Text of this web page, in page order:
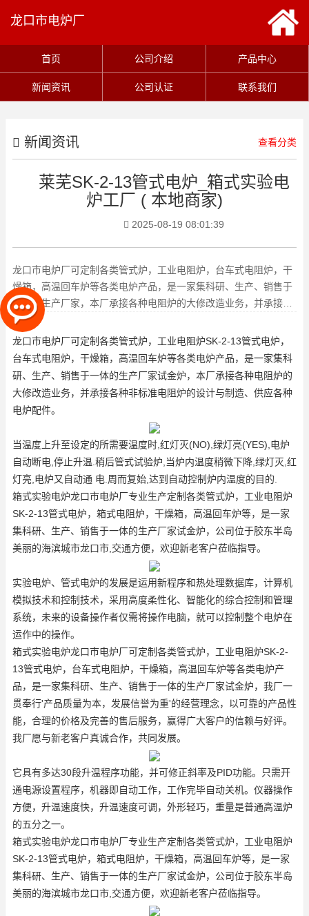
龙口市电炉厂
首页 公司介绍 产品中心
新闻资讯 公司认证 联系我们
新闻资讯 查看分类
莱芜SK-2-13管式电炉_箱式实验电
炉工厂 ( 本地商家)
2025-08-19 08:01:39
龙口市电炉厂可定制各类管式炉，工业电阻炉，台车式电阻炉，干
燥箱，高温回车炉等各类电炉产品，是一家集科研、生产、销售于
一体的生产厂家，本厂承接各种电阻炉的大修改造业务，并承接各
种非标准电阻炉的设计与制造
龙口市电炉厂可定制各类管式炉，工业电阻炉SK-2-13管式电炉，
台车式电阻炉，干燥箱，高温回车炉等各类电炉产品，是一家集科
研、生产、销售于一体的生产厂家试金炉，本厂承接各种电阻炉的
大修改造业务，并承接各种非标准电阻炉的设计与制造、供应各种
电炉配件。
当温度上升至设定的所需要温度时,红灯灭(NO),绿灯亮(YES),电炉
自动断电,停止升温.稍后管式试验炉 ,当炉内温度稍微下降,绿灯灭,红
灯亮,电炉又自动通 电.周而复始,达到自动控制炉内温度的目的.
箱式实验电炉龙口市电炉厂专业生产定制各类管式炉，工业电阻炉
SK-2-13管式电炉，箱式电阻炉，干燥箱，高温回车炉等，是一家
集科研、生产、销售于一体的生产厂家试金炉，公司位于胶东半岛
美丽的海滨城市龙口市,交通方便，欢迎新老客户莅临指导。
实验电炉、管式电炉的发展是运用新程序和热处理数据库，计算机
模拟技术和控制技术，采用高度柔性化、智能化的综合控制和管理
系统，未来的设备操作者仅需将操作电脑，就可以控制整个电炉在
运作中的操作。
箱式实验电炉龙口市电炉厂可定制各类管式炉，工业电阻炉SK-2-
13管式电炉，台车式电阻炉，干燥箱，高温回车炉等各类电炉产
品，是一家集科研、生产、销售于一体的生产厂家试金炉，我厂一
贯奉行'产品质量为本，发展信誉为重'的经营理念，以可靠的产品性
能，合理的价格及完善的售后服务，赢得广大客户的信赖与好评。
我厂愿与新老客户真诚合作，共同发展。
它具有多达30段升温程序功能，并可修正斜率及PID功能。只需开
通电源设置程序，机器即自动工作，工作完毕自动关机。仪器操作
方便，升温速度快，升温速度可调，外形轻巧，重量是普通高温炉
的五分之一。
箱式实验电炉龙口市电炉厂专业生产定制各类管式炉，工业电阻炉
SK-2-13管式电炉，箱式电阻炉，干燥箱，高温回车炉等，是一家
集科研、生产、销售于一体的生产厂家试金炉，公司位于胶东半岛
美丽的海滨城市龙口市,交通方便，欢迎新老客户莅临指导。